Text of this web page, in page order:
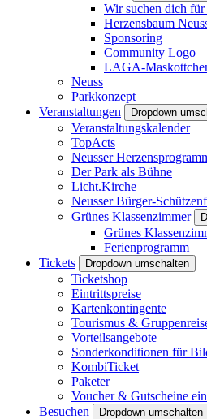
Wir suchen dich
Herzensbaum
Sponsoring
Community Logo
LAGA-
Neuss
Parkkonzept
Veranstaltungen
Dropdown
Veranstaltungskalender
TopActs
Neusser
Der Park als Bühne
Licht.Kirche
Neusser Bürger-
Grünes Klassenzimmer
Grünes
Ferienprogramm
Tickets
Dropdown umschalten
Ticketshop
Eintrittspreise
Kartenkontingente
Tourismus &
Vorteilsangebote
Sonderkonditionen für
KombiTicket
Paketer
Voucher & Gutscheine
Besuchen
Dropdown umschalten